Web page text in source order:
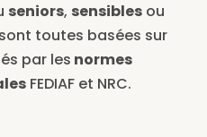
seniors, sensibles ou
toutes basées sur
par les normes
FEDIAF et NRC.